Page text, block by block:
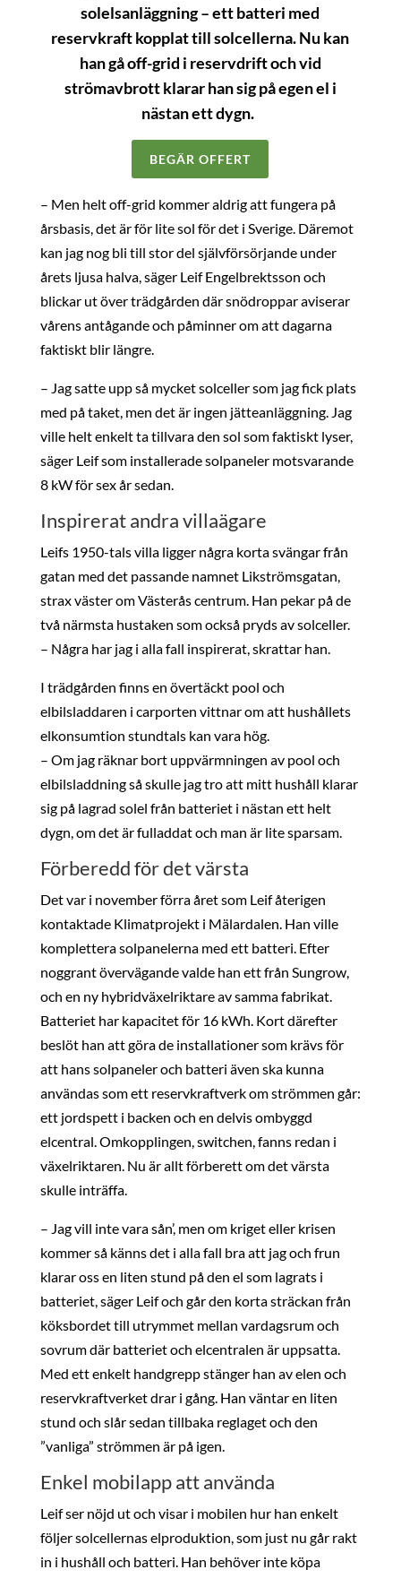
solelsanläggning – ett batteri med
reservkraft kopplat till solcellerna. Nu kan
han gå off-grid i reservdrift och vid
strömavbrott klarar han sig på egen el i
nästan ett dygn.
BEGÄR OFFERT
– Men helt off-grid kommer aldrig att fungera på
årsbasis, det är för lite sol för det i Sverige. Däremot
kan jag nog bli till stor del självförsörjande under
årets ljusa halva, säger Leif Engelbrektsson och
blickar ut över trädgården där snödroppar aviserar
vårens antågande och påminner om att dagarna
faktiskt blir längre.
– Jag satte upp så mycket solceller som jag fick plats
med på taket, men det är ingen jätteanläggning. Jag
ville helt enkelt ta tillvara den sol som faktiskt lyser,
säger Leif som installerade solpaneler motsvarande
8 kW för sex år sedan.
Inspirerat andra villaägare
Leifs 1950-tals villa ligger några korta svängar från
gatan med det passande namnet Likströmsgatan,
strax väster om Västerås centrum. Han pekar på de
två närmsta hustaken som också pryds av solceller.
– Några har jag i alla fall inspirerat, skrattar han.
I trädgården finns en övertäckt pool och
elbilsladdaren i carporten vittnar om att hushållets
elkonsumtion stundtals kan vara hög.
– Om jag räknar bort uppvärmningen av pool och
elbilsladdning så skulle jag tro att mitt hushåll klarar
sig på lagrad solel från batteriet i nästan ett helt
dygn, om det är fulladdat och man är lite sparsam.
Förberedd för det värsta
Det var i november förra året som Leif återigen
kontaktade Klimatprojekt i Mälardalen. Han ville
komplettera solpanelerna med ett batteri. Efter
noggrant övervägande valde han ett från Sungrow,
och en ny hybridväxelriktare av samma fabrikat.
Batteriet har kapacitet för 16 kWh. Kort därefter
beslöt han att göra de installationer som krävs för
att hans solpaneler och batteri även ska kunna
användas som ett reservkraftverk om strömmen går:
ett jordspett i backen och en delvis ombyggd
elcentral. Omkopplingen, switchen, fanns redan i
växelriktaren. Nu är allt förberett om det värsta
skulle inträffa.
– Jag vill inte vara sån’, men om kriget eller krisen
kommer så känns det i alla fall bra att jag och frun
klarar oss en liten stund på den el som lagrats i
batteriet, säger Leif och går den korta sträckan från
köksbordet till utrymmet mellan vardagsrum och
sovrum där batteriet och elcentralen är uppsatta.
Med ett enkelt handgrepp stänger han av elen och
reservkraftverket drar i gång. Han väntar en liten
stund och slår sedan tillbaka reglaget och den
”vanliga” strömmen är på igen.
Enkel mobilapp att använda
Leif ser nöjd ut och visar i mobilen hur han enkelt
följer solcellernas elproduktion, som just nu går rakt
in i hushåll och batteri. Han behöver inte köpa